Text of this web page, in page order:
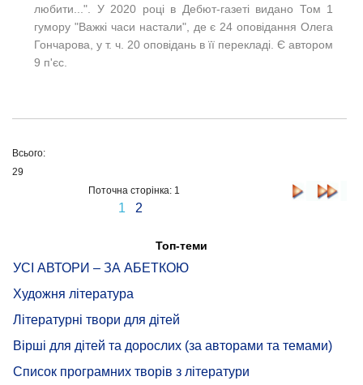
любити...". У 2020 році в Дебют-газеті видано Том 1
гумору "Важкі часи настали", де є 24 оповідання Олега
Гончарова, у т. ч. 20 оповідань в її перекладі. Є автором
9 п'єс.
Всього:
29
Поточна сторінка: 1
1 2
Топ-теми
УСІ АВТОРИ – ЗА АБЕТКОЮ
Художня література
Літературні твори для дітей
Вірші для дітей та дорослих (за авторами та темами)
Список програмних творів з літератури